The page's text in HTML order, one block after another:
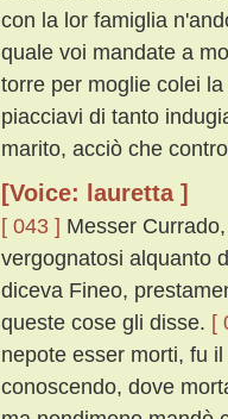
con la lor famiglia
quale voi mandate a
torre per moglie colei
piacciavi di tanto
marito, acciò che
[Voice: lauretta ]
[ 043 ] Messer
vergognatosi alquanto
diceva Fineo,
queste cose gli disse. [
nepote esser morti, fu
conoscendo, dove